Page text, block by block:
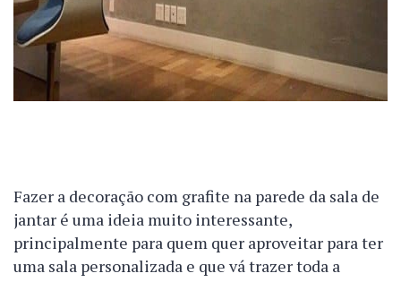
Fazer a decoração com grafite na parede da sala de
jantar é uma ideia muito interessante,
principalmente para quem quer aproveitar para ter
uma sala personalizada e que vá trazer toda a